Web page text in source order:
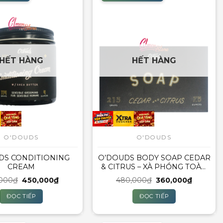
HẾT HÀNG
O'DOUDS
CONDITIONING
CREAM
₫ Giá
là:
550,000₫.
450,000₫Giá
ĐỌC TIẾP
HẾT HÀNG
O'DOUDS
O’DOUDS BODY SOAP CEDAR
& CITRUS – XÀ PHỒNG TOÀN
THÂN
480,000₫ Giá
là:
480,000₫.
360,000₫Giá
ĐỌC TIẾP